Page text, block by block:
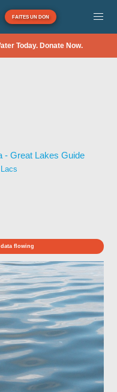
FAITES UN DON
Today. Donate Now.
- Great Lakes Guide
flowing